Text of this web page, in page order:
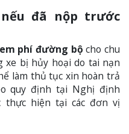
đã nộp trước
phí đường bộ cho chu
xe bị hủy hoại do tai nạn
làm thủ tục xin hoàn trả
quy định tại Nghị định
thực hiện tại các đơn vị